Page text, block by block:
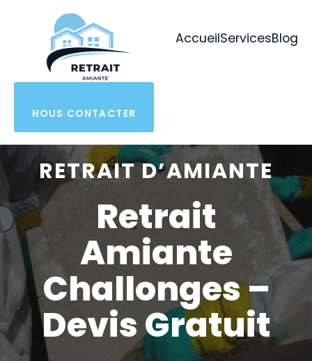
AccueilServicesBlog
NOUS CONTACTER
RETRAIT D’AMIANTE
Retrait
Amiante
Challonges –
Devis Gratuit